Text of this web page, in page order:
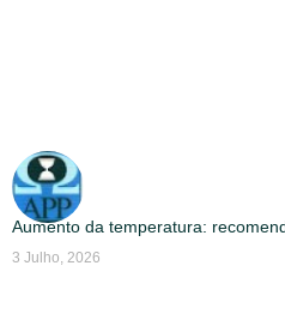
Aumento da temperatura:
3 Julho, 2026